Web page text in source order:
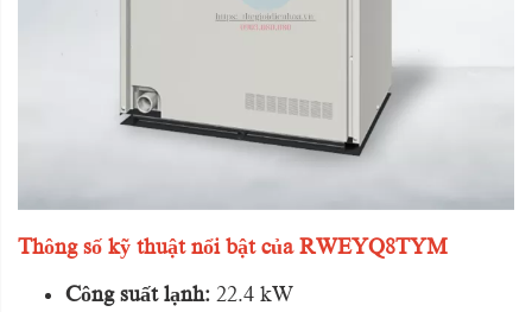
Thông số kỹ thuật nổi bật của RWEYQ8TYM
Công suất lạnh: 22.4 kW